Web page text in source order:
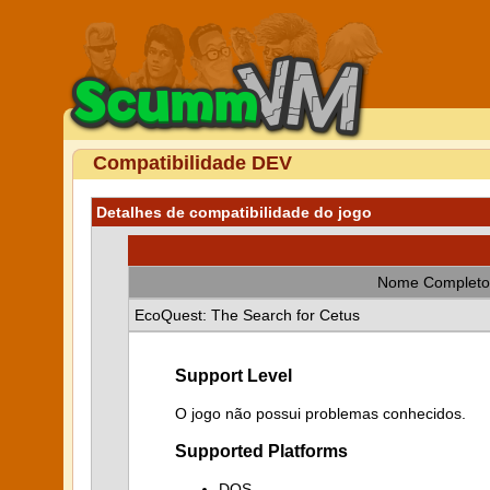
Compatibilidade DEV
Detalhes de compatibilidade do jogo
Nome
EcoQuest: The Search for Cetus
Support Level
O jogo não possui problemas conhecidos.
Supported Platforms